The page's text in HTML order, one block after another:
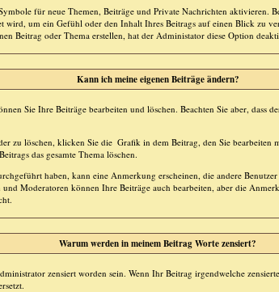
für neue Themen, Beiträge und Private Nachrichten aktivieren.
wird, um ein Gefühl oder den Inhalt Ihres Beitrags auf einen Blick zu
Beitrag oder Thema erstellen, hat der Administator diese Option
Kann ich meine eigenen Beiträge ändern?
Sie Ihre Beiträge bearbeiten und löschen. Beachten Sie aber, dass
zu löschen, klicken Sie die Grafik in dem Beitrag, den Sie bearbeiten
das gesamte Thema löschen.
haben, kann eine Anmerkung erscheinen, die andere
Moderatoren können Ihre Beiträge auch bearbeiten, aber die
Warum werden in meinem Beitrag Worte zensiert?
zensiert worden sein. Wenn Ihr Beitrag irgendwelche